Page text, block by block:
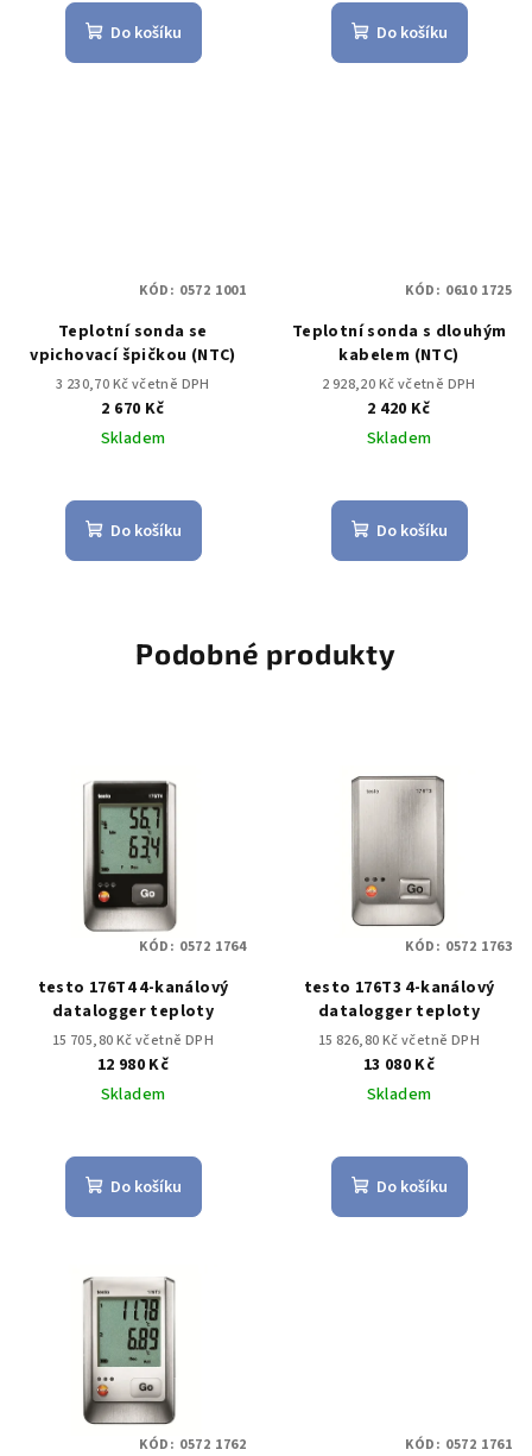
Do košíku Do košíku
Teplotní sonda se
vpichovací špičkou (NTC)
3 230,70 Kč včetně DPH
2 670 Kč
Skladem
Do košíku
KÓD: 0572 1001
Teplotní sonda s dlouhým
kabelem (NTC)
2 928,20 Kč včetně DPH
2 420 Kč
Skladem
Do košíku
KÓD: 0610 1725
Podobné produkty
testo 176T4 4-kanálový
datalogger teploty
15 705,80 Kč včetně DPH
12 980 Kč
Skladem
Do košíku
KÓD: 0572 1764
testo 176T3 4-kanálový
datalogger teploty
15 826,80 Kč včetně DPH
13 080 Kč
Skladem
Do košíku
KÓD: 0572 1763
KÓD: 0572 1762 KÓD: 0572 1761